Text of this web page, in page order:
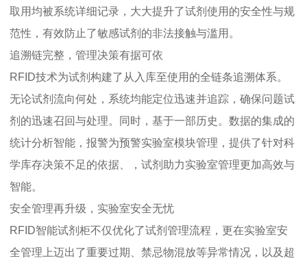
取用均被系统详细记录，大大提升了试剂使用的安全性与规
范性，有效防止了敏感试剂的非法接触与滥用。
追溯链完整，管理决策有据可依
RFID技术为试剂构建了从入库至使用的全链条追溯体系。
无论试剂流向何处，系统均能定位迅速并追踪，确保问题试
剂的迅速召回与处理。同时，基于一部历史。数据的集成的
统计分析智能，报警为预警实验室模块管理，提供了针对科
学库存决策不足的依据、，试剂助力实验室管理更加高效与
智能。
安全管理再升级，实验室安全无忧
RFID智能试剂柜不仅优化了试剂管理流程，更在实验室安
全管理上迈出了重要过期、禁忌物混放等异常情况，以及超